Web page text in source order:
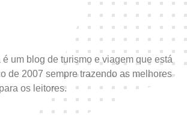
um blog de turismo e viagem que está
de 2007 sempre trazendo as melhores
os leitores.